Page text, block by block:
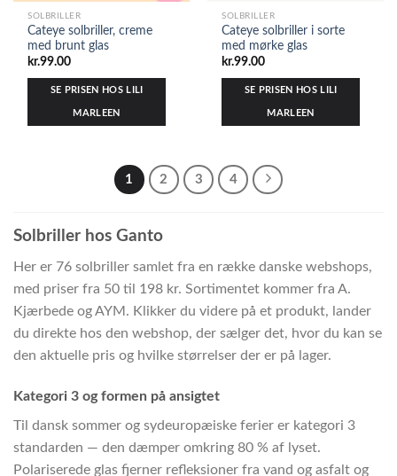
SOLBRILLER
Cateye solbriller, creme
med brunt glas
kr.99.00
SE PRISEN HOS LILI
MARLEEN
SOLBRILLER
Cateye solbriller i sorte
med mørke glas
kr.99.00
SE PRISEN HOS LILI
MARLEEN
1 2 3 4
Solbriller hos Ganto
Her er 76 solbriller samlet fra en række danske webshops,
med priser fra 50 til 198 kr. Sortimentet kommer fra A.
Kjærbede og AYM. Klikker du videre på et produkt, lander
du direkte hos den webshop, der sælger det, hvor du kan se
den aktuelle pris og hvilke størrelser der er på lager.
Kategori 3 og formen på ansigtet
Til dansk sommer og sydeuropæiske ferier er kategori 3
standarden — den dæmper omkring 80 % af lyset.
Polariserede glas fjerner refleksioner fra vand og asfalt og